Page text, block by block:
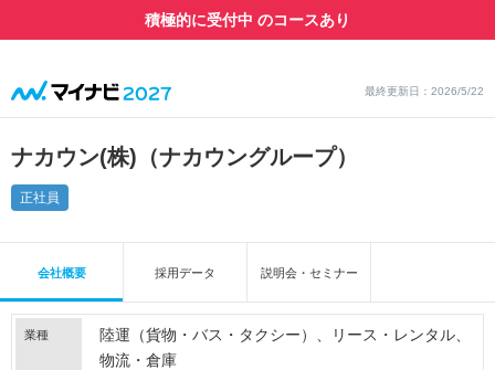
最終更新日：2026/5/22
ナカウン(株)（ナカウングループ）
正社員
積極的に受付中 のコースあり
会社概要 採用データ 説明会・セミナー
業種 陸運（貨物・バス・タクシー）
リース・レンタル
物流・倉庫